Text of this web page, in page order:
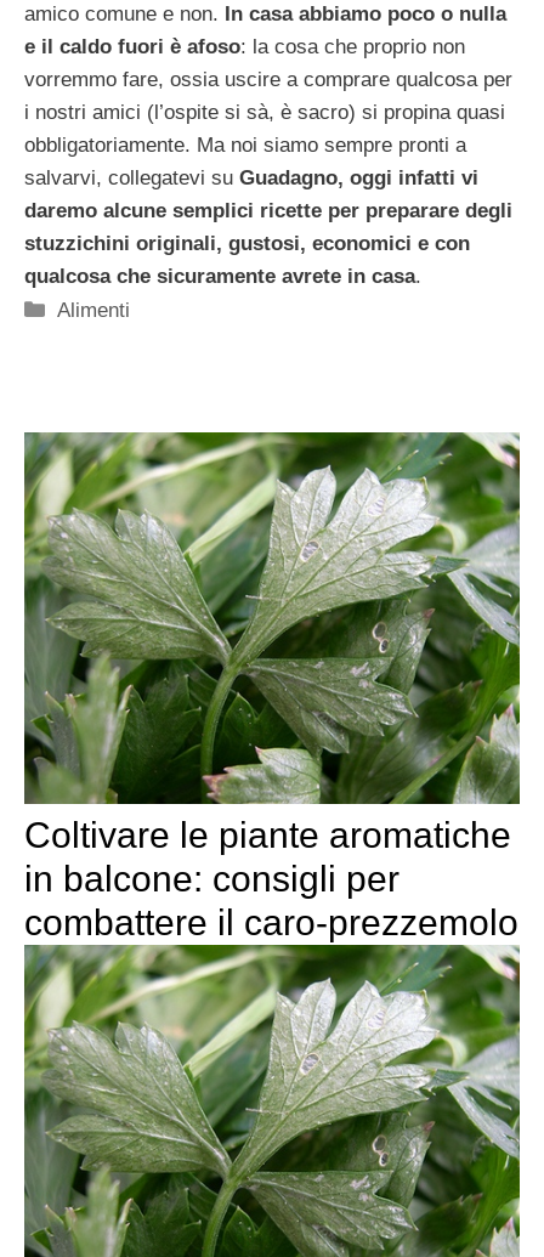
amico comune e non. In casa abbiamo poco o nulla
e il caldo fuori è afoso: la cosa che proprio non
vorremmo fare, ossia uscire a comprare qualcosa per
i nostri amici (l’ospite si sà, è sacro) si propina quasi
obbligatoriamente. Ma noi siamo sempre pronti a
salvarvi, collegatevi su Guadagno, oggi infatti vi
daremo alcune semplici ricette per preparare degli
stuzzichini originali, gustosi, economici e con
qualcosa che sicuramente avrete in casa.
Categorie
Alimenti
Coltivare le piante aromatiche
in balcone: consigli per
combattere il caro-prezzemolo